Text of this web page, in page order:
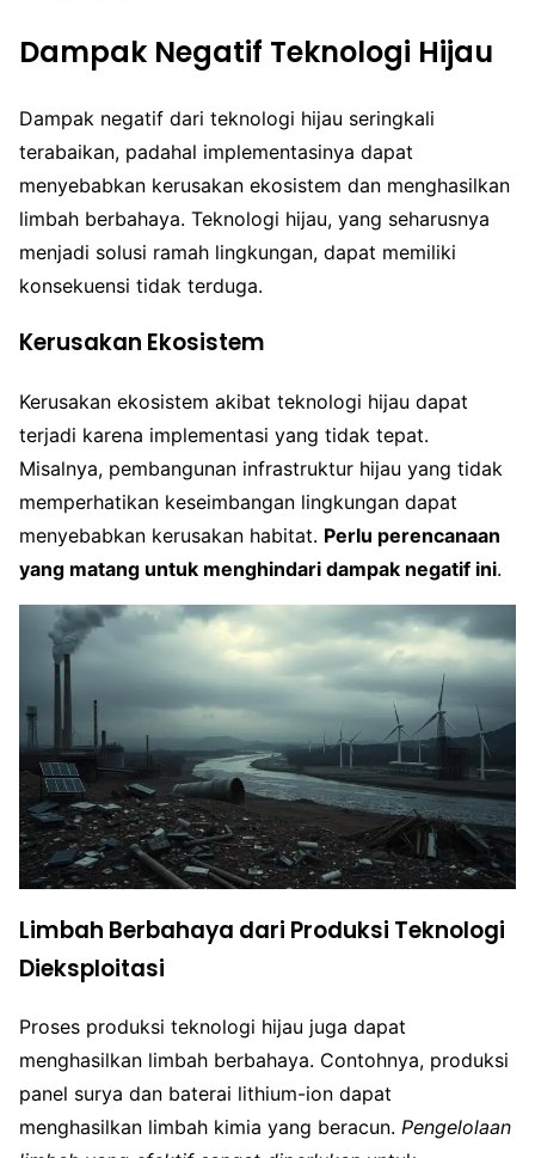
Dampak Negatif Teknologi Hijau
Dampak negatif dari teknologi hijau seringkali
terabaikan, padahal implementasinya dapat
menyebabkan kerusakan ekosistem dan menghasilkan
limbah berbahaya. Teknologi hijau, yang seharusnya
menjadi solusi ramah lingkungan, dapat memiliki
konsekuensi tidak terduga.
Kerusakan Ekosistem
Kerusakan ekosistem akibat teknologi hijau dapat
terjadi karena implementasi yang tidak tepat.
Misalnya, pembangunan infrastruktur hijau yang tidak
memperhatikan keseimbangan lingkungan dapat
menyebabkan kerusakan habitat. Perlu perencanaan
yang matang untuk menghindari dampak negatif ini.
Limbah Berbahaya dari Produksi Teknologi
Dieksploitasi
Proses produksi teknologi hijau juga dapat
menghasilkan limbah berbahaya. Contohnya, produksi
panel surya dan baterai lithium-ion dapat
menghasilkan limbah kimia yang beracun. Pengelolaan